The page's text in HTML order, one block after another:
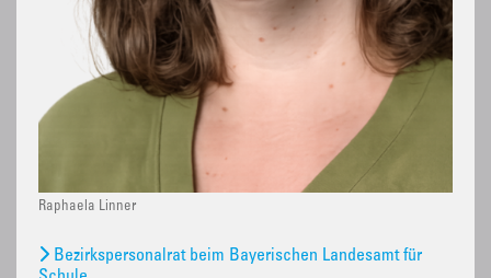
Raphaela Linner
Bezirkspersonalrat beim Bayerischen Landesamt für